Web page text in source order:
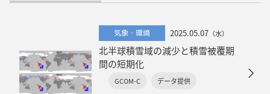
気象・環境 2025.05.07 （水）
北半球積雪域の減少と積雪被覆期
間の短期化
GCOM-C データ提供